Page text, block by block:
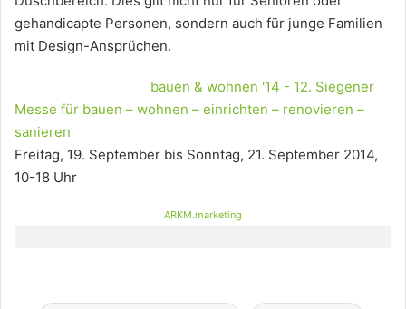
gehandicapte Personen, sondern auch für junge Familien
mit Design-Ansprüchen.
bauen & wohnen '14 - 12. Siegener
Messe für bauen – wohnen – einrichten – renovieren –
sanieren
Freitag, 19. September bis Sonntag, 21. September 2014,
10-18 Uhr
ARKM.marketing